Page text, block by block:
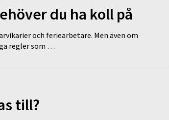
du ha koll på
och feriearbetare. Men även om
regler som …
till?